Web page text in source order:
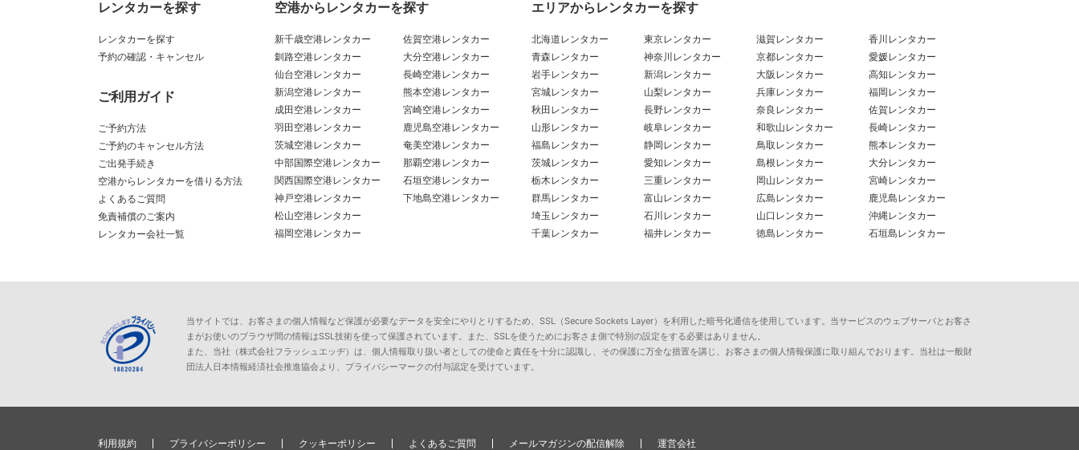
レンタカーを探す
レンタカーを探す
予約の確認・キャンセル
ご利用ガイド
ご予約方法
ご予約のキャンセル方法
ご出発手続き
空港からレンタカーを借りる方法
よくあるご質問
免責補償のご案内
レンタカー会社一覧
空港からレンタカーを探す
新千歳空港レンタカー
釧路空港レンタカー
仙台空港レンタカー
新潟空港レンタカー
成田空港レンタカー
羽田空港レンタカー
茨城空港レンタカー
中部国際空港レンタカー
関西国際空港レンタカー
神戸空港レンタカー
松山空港レンタカー
福岡空港レンタカー
佐賀空港レンタカー
大分空港レンタカー
長崎空港レンタカー
熊本空港レンタカー
宮崎空港レンタカー
鹿児島空港レンタカー
奄美空港レンタカー
那覇空港レンタカー
石垣空港レンタカー
下地島空港レンタカー
エリアからレンタカーを探す
北海道レンタカー
青森レンタカー
岩手レンタカー
宮城レンタカー
秋田レンタカー
山形レンタカー
福島レンタカー
茨城レンタカー
栃木レンタカー
群馬レンタカー
埼玉レンタカー
千葉レンタカー
東京レンタカー
神奈川レンタカー
新潟レンタカー
山梨レンタカー
長野レンタカー
岐阜レンタカー
静岡レンタカー
愛知レンタカー
三重レンタカー
富山レンタカー
石川レンタカー
福井レンタカー
滋賀レンタカー
京都レンタカー
大阪レンタカー
兵庫レンタカー
奈良レンタカー
和歌山レンタカー
鳥取レンタカー
島根レンタカー
岡山レンタカー
広島レンタカー
山口レンタカー
徳島レンタカー
香川レンタカー
愛媛レンタカー
高知レンタカー
福岡レンタカー
佐賀レンタカー
長崎レンタカー
熊本レンタカー
大分レンタカー
宮崎レンタカー
鹿児島レンタカー
沖縄レンタカー
石垣島レンタカー
当サイトでは、お客さまの個人情報など保護が必要なデータを安全にやりとりするため、SSL（Secure Sockets Layer）を利用した暗号化通信を使用しています。当サービスのウェブサーバとお客さ
まがお使いのブラウザ間の情報はSSL技術を使って保護されています。また、SSLを使うためにお客さま側で特別の設定をする必要はありません。
また、当社（株式会社フラッシュエッヂ）は、個人情報取り扱い者としての使命と責任を十分に認識し、その保護に万全な措置を講じ、お客さまの個人情報保護に取り組んでおります。当社は一般財
団法人日本情報経済社会推進協会より、プライバシーマークの付与認定を受けています。
利用規約 プライバシーポリシー クッキーポリシー よくあるご質問 メールマガジンの配信解除 運営会社